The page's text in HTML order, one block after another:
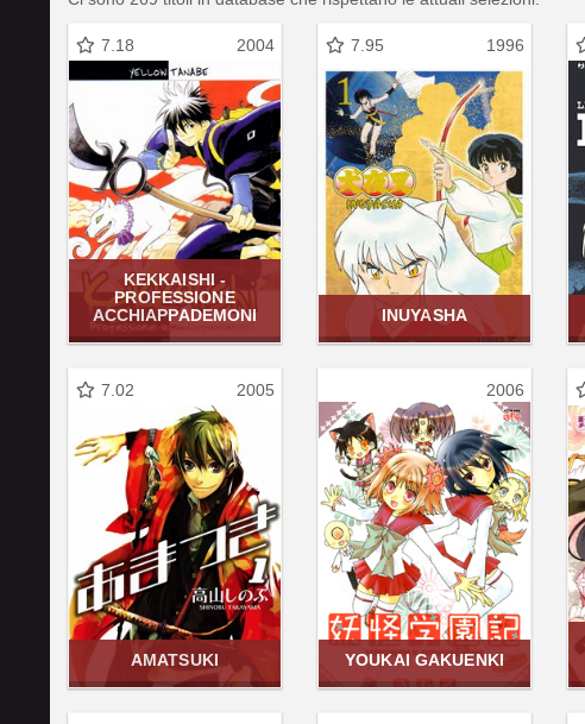
7.18 2004
KEKKAISHI -
PROFESSIONE
ACCHIAPPADEMONI
7.95 1996
INUYASHA
7.02 2005
AMATSUKI
2006
YOUKAI GAKUENKI